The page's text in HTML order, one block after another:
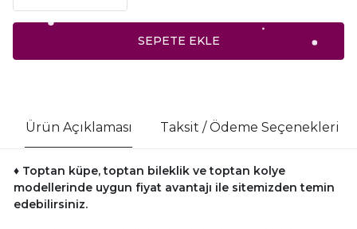
SEPETE EKLE
Ürün Açıklaması Taksit / Ödeme Seçenekleri
♦ Toptan küpe, toptan bileklik ve toptan kolye
modellerinde uygun fiyat avantajı ile sitemizden temin
edebilirsiniz.